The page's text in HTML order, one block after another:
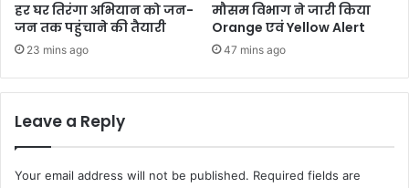
हर घर तिरंगा अभियान को जन-
जन तक पहुंचाने की तैयारी
23 mins ago
मौसम विभाग ने जारी किया
Orange एवं Yellow Alert
47 mins ago
Leave a Reply
Your email address will not be published. Required fields are